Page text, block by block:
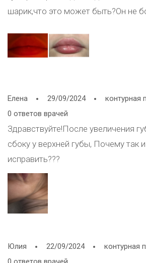
шарик,что это может быть?Он не
Елена 29/09/2024
контурная
0 ответов врачей
Здравствуйте!После увеличения
сбоку у верхней губы, Почему так
исправить???
Юлия 22/09/2024
контурная